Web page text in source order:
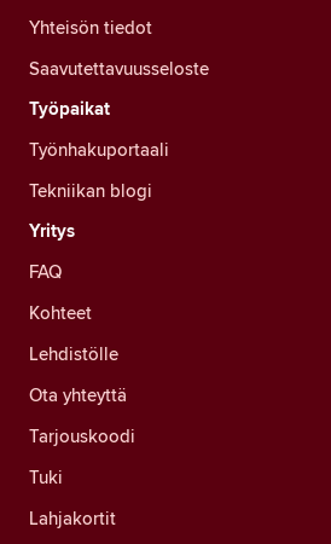
Yhteisön tiedot
Saavutettavuusseloste
Työpaikat
Työnhakuportaali
Tekniikan blogi
Yritys
FAQ
Kohteet
Lehdistölle
Ota yhteyttä
Tarjouskoodi
Tuki
Lahjakortit